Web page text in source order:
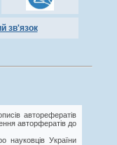
зв'язок
авторефератів
авторфератів до
науковців України